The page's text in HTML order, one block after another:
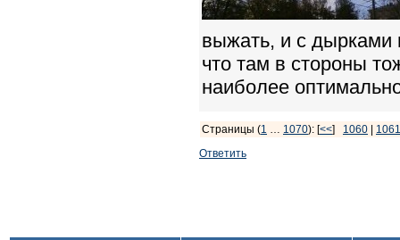
выжать, и с дырками
что там в стороны
наиболее
Страницы (1 … 1070): [<<] 1060
1061
Ответить